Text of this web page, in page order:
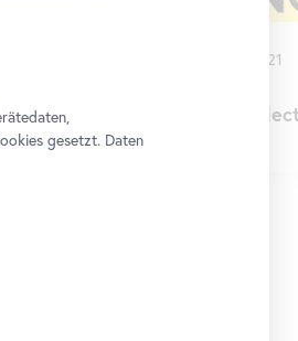
Community
Radical Crafting
Belvedere 21
gesetzt. Daten